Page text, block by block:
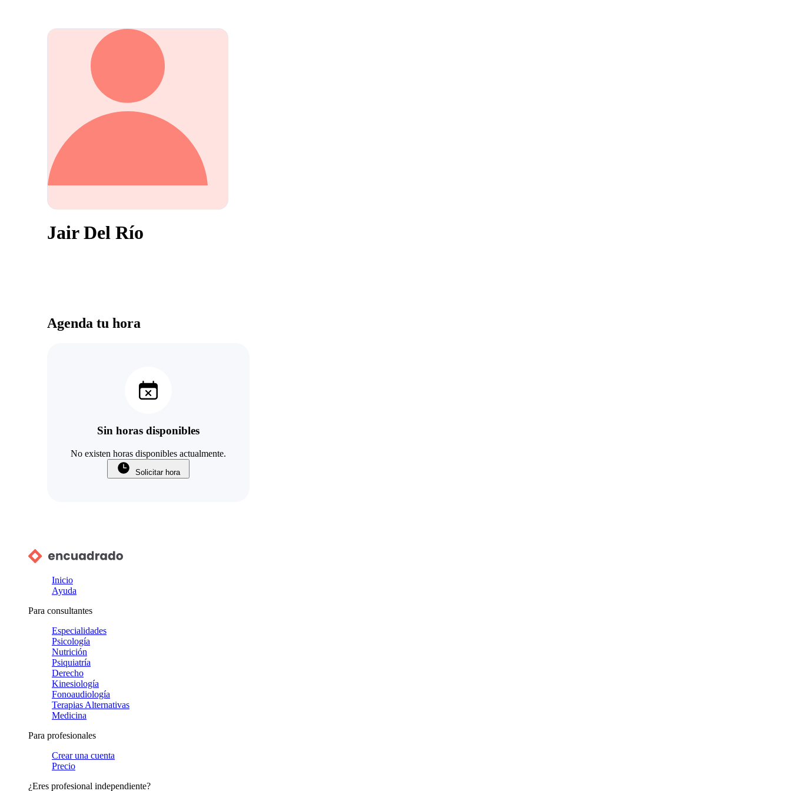
Jair Del Río
Agenda tu hora
Sin horas disponibles
No existen horas disponibles actualmente.
Solicitar hora
Inicio
Ayuda
Para consultantes
Especialidades
Psicología
Nutrición
Psiquiatría
Derecho
Kinesiología
Fonoaudiología
Terapias Alternativas
Medicina
Para profesionales
Crear una cuenta
Precio
¿Eres profesional independiente?